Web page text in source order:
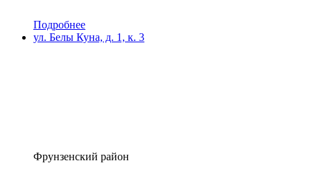
Подробнее
ул. Белы Куна, д. 1, к. 3
Фрунзенский район